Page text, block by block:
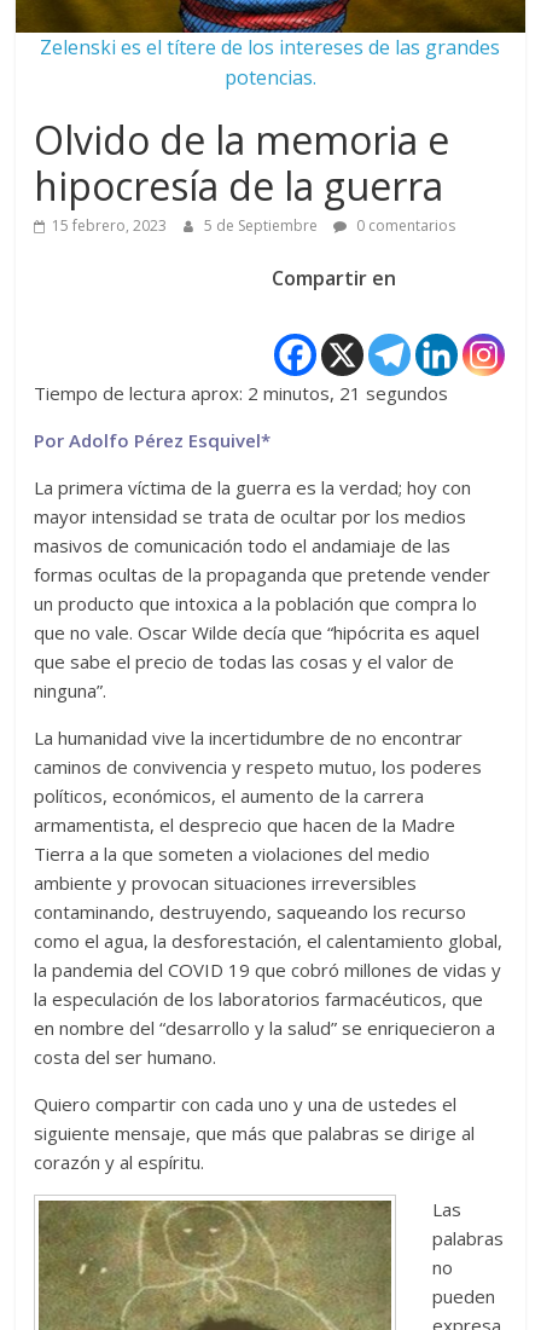
Zelenski es el títere de los intereses de las grandes
potencias.
Olvido de la memoria e
hipocresía de la guerra
15 febrero, 2023 5 de Septiembre 0 comentarios
Compartir en
Tiempo de lectura aprox: 2 minutos, 21 segundos
Por Adolfo Pérez Esquivel*
La primera víctima de la guerra es la verdad; hoy con
mayor intensidad se trata de ocultar por los medios
masivos de comunicación todo el andamiaje de las
formas ocultas de la propaganda que pretende vender
un producto que intoxica a la población que compra lo
que no vale. Oscar Wilde decía que “hipócrita es aquel
que sabe el precio de todas las cosas y el valor de
ninguna”.
La humanidad vive la incertidumbre de no encontrar
caminos de convivencia y respeto mutuo, los poderes
políticos, económicos, el aumento de la carrera
armamentista, el desprecio que hacen de la Madre
Tierra a la que someten a violaciones del medio
ambiente y provocan situaciones irreversibles
contaminando, destruyendo, saqueando los recurso
como el agua, la desforestación, el calentamiento global,
la pandemia del COVID 19 que cobró millones de vidas y
la especulación de los laboratorios farmacéuticos, que
en nombre del “desarrollo y la salud” se enriquecieron a
costa del ser humano.
Quiero compartir con cada uno y una de ustedes el
siguiente mensaje, que más que palabras se dirige al
corazón y al espíritu.
Las
palabras
no
pueden
expresa